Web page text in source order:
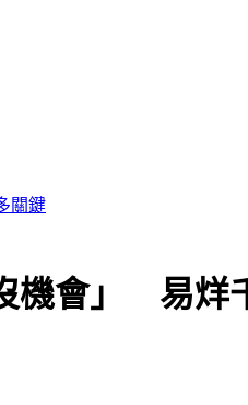
關鍵
機會」 易烊